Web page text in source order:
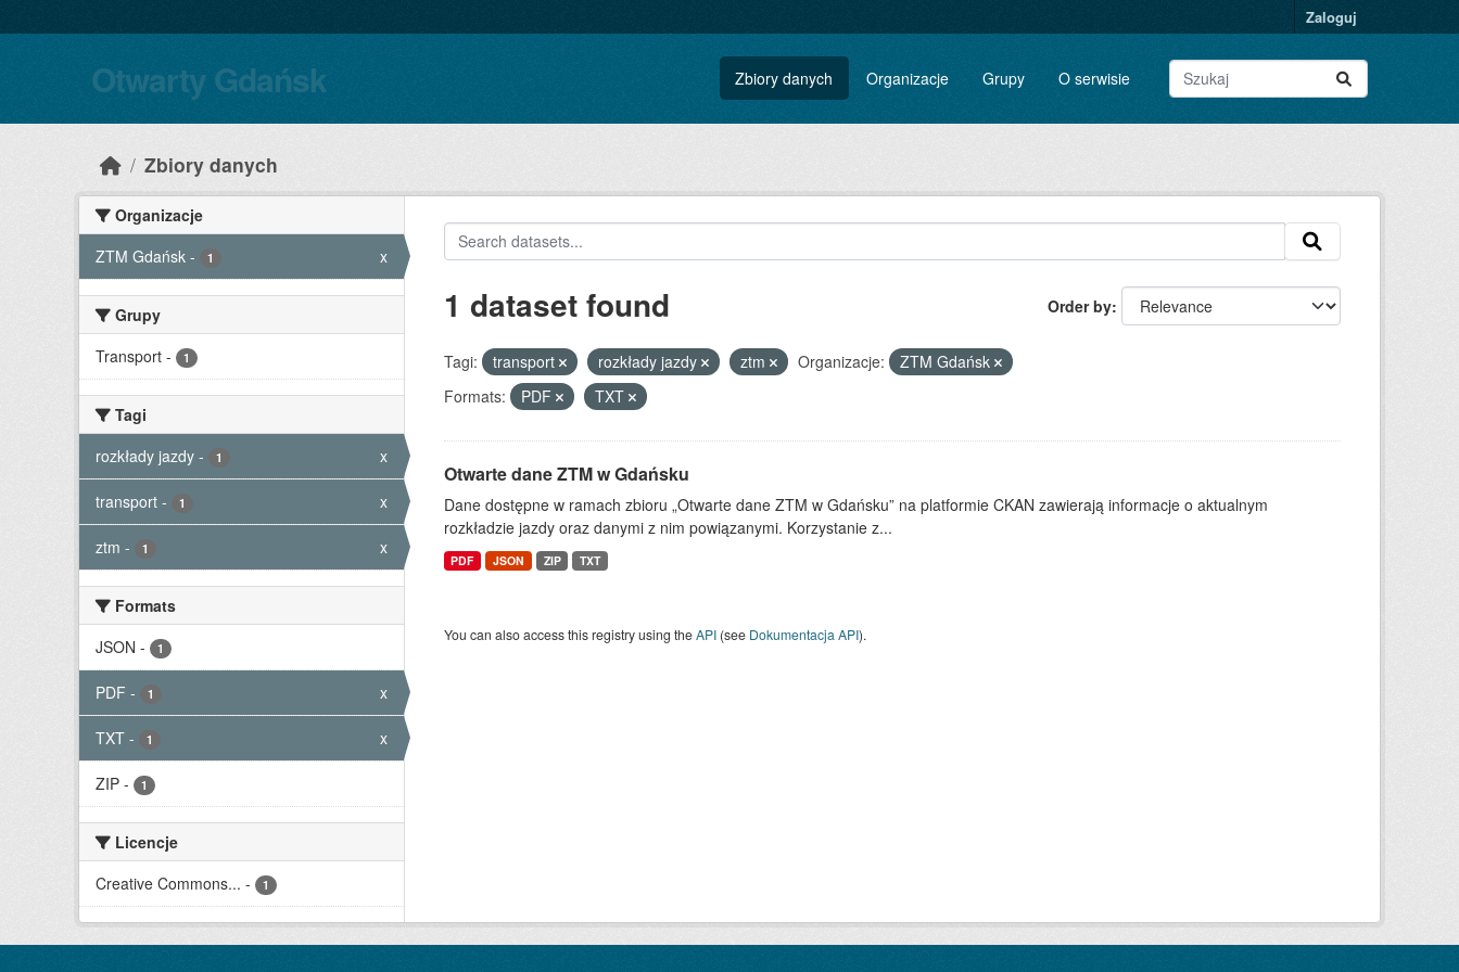
Zaloguj
Otwarty Gdańsk Zbiory danych Organizacje Grupy O serwisie
Zbiory danych
Organizacje
ZTM Gdańsk - 1 x
Grupy
Transport - 1
Tagi
rozkłady jazdy - 1 x
transport - 1 x
ztm - 1 x
Formats
JSON - 1
PDF - 1 x
TXT - 1 x
ZIP - 1
Licencje
Creative Commons... - 1
Order by
1 dataset found
Tagi: transport rozkłady jazdy ztm Organizacje:
ZTM Gdańsk
Formats:
PDF TXT
Otwarte dane ZTM w Gdańsku
Dane dostępne w ramach zbioru „Otwarte dane ZTM w Gdańsku” na platformie CKAN zawierają informacje o aktualnym
rozkładzie jazdy oraz danymi z nim powiązanymi. Korzystanie z...
PDF JSON ZIP TXT
You can also access this registry using theAPI(see Dokumentacja API).